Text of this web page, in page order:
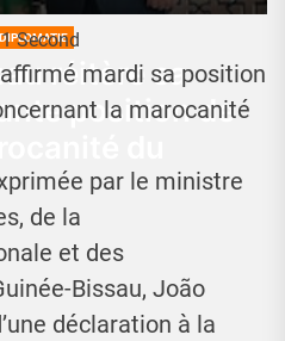
DIPLOMATIE
réitère sa
position de
du
Second
mardi sa position
la marocanité
par le ministre
de la
et des
Bissau, João
déclaration à la